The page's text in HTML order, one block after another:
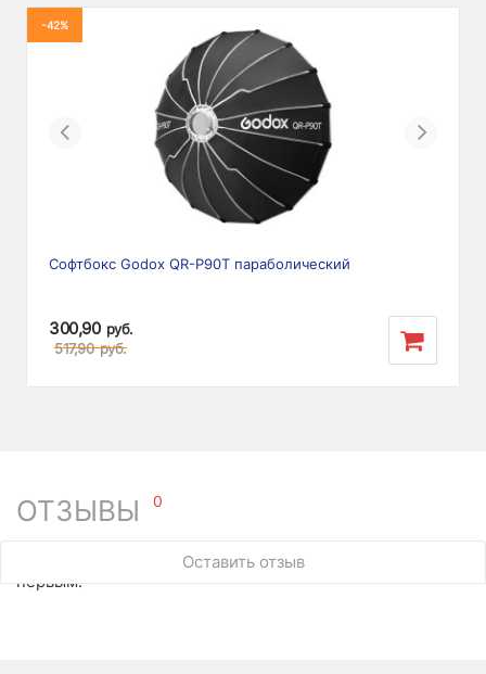
-42%
Previous Next
Софтбокс Godox QR-P90T параболический
300,90 руб.
517,90 руб.
ОТЗЫВЫ 0
Оставить отзыв
У этого товара нет ни одного отзыва. Вы можете стать
первым.